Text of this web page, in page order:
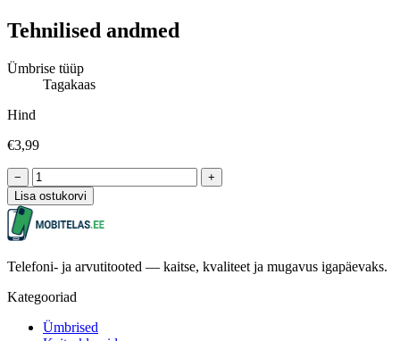
Tehnilised andmed
Ümbrise tüüp
Tagakaas
Hind
€3,99
−
+
Lisa ostukorvi
Telefoni- ja arvutitooted — kaitse, kvaliteet ja mugavus igapäevaks.
Kategooriad
Ümbrised